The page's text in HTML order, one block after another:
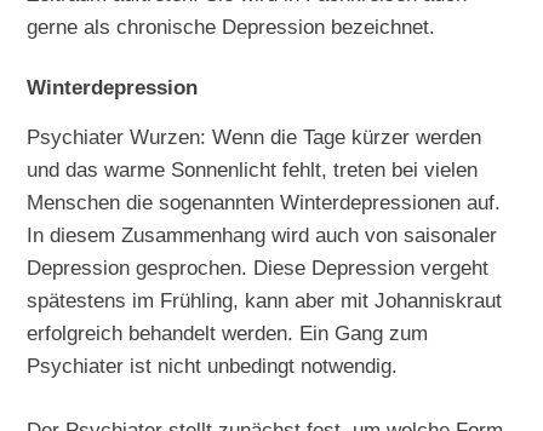
gerne als chronische Depression bezeichnet.
Winterdepression
Psychiater Wurzen: Wenn die Tage kürzer werden
und das warme Sonnenlicht fehlt, treten bei vielen
Menschen die sogenannten Winterdepressionen auf.
In diesem Zusammenhang wird auch von saisonaler
Depression gesprochen. Diese Depression vergeht
spätestens im Frühling, kann aber mit Johanniskraut
erfolgreich behandelt werden. Ein Gang zum
Psychiater ist nicht unbedingt notwendig.